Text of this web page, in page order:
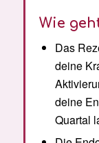
Wie
Das
deine
deine
Quartal